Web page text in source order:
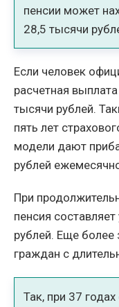
пенсии может
28,5 тысячи
Если человек
расчетная
тысячи рублей.
пять лет
модели дают
рублей
При
пенсия
рублей. Еще более
граждан с
Так, при 37